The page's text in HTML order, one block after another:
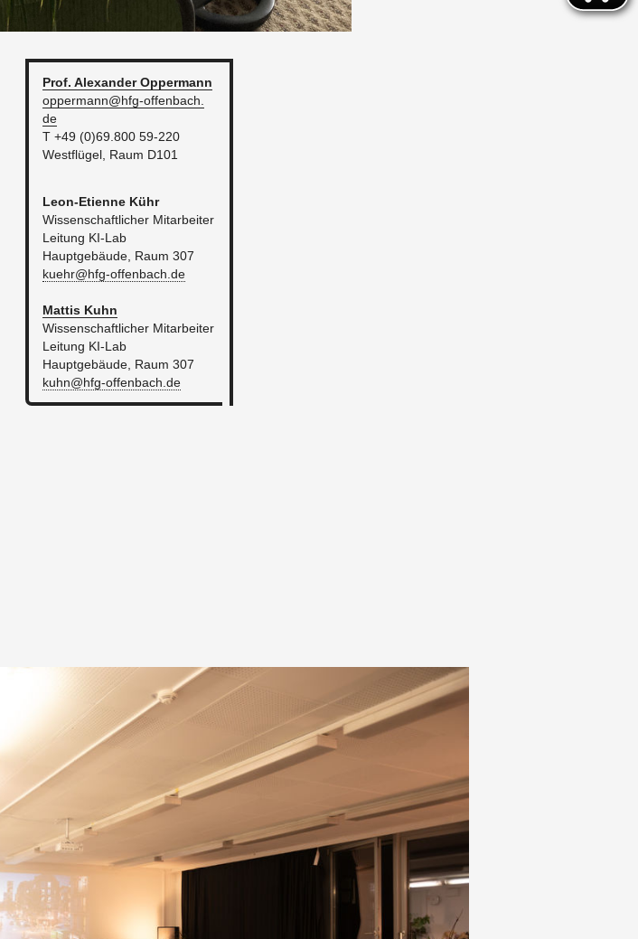
Prof. Alex­an­derOp­per­mann
op­per­man­n@​hfg-​of­fen­bach.​
de
T +49 (0)69.800 59-220
West­flü­gel, Raum D101
Le­on-Eti­en­ne Kühr
Wis­sen­schaft­li­cher Mit­ar­bei­ter
Lei­tung KI-Lab
Haupt­ge­bäu­de, Raum 307
kuehr@​hfg-​offenbach.​de
Mat­tis Kuhn
Wis­sen­schaft­li­cher Mit­ar­bei­ter
Lei­tung KI-Lab
Haupt­ge­bäu­de, Raum 307​
kuhn@​hfg-​offenbach.​de